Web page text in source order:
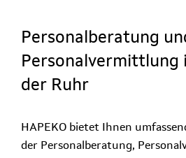
Personalberatung
Personalvermittlung
der Ruhr
HAPEKO bietet Ihnen
der Personalberatung,